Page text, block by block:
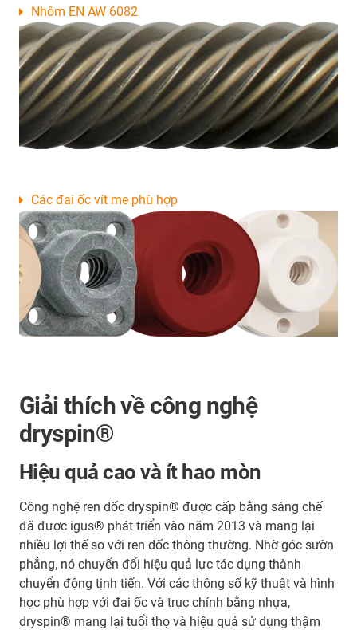
Nhôm EN AW 6082
Các đai ốc vít me phù hợp
Giải thích về công nghệ
dryspin®
Hiệu quả cao và ít hao mòn
Công nghệ ren dốc dryspin® được cấp bằng sáng chế
đã được igus® phát triển vào năm 2013 và mang lại
nhiều lợi thế so với ren dốc thông thường. Nhờ góc sườn
phẳng, nó chuyển đổi hiệu quả lực tác dụng thành
chuyển động tịnh tiến. Với các thông số kỹ thuật và hình
học phù hợp với đai ốc và trục chính bằng nhựa,
dryspin® mang lại tuổi thọ và hiệu quả sử dụng thậm